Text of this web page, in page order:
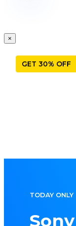
×
GET 30% OFF
TODAY ONLY